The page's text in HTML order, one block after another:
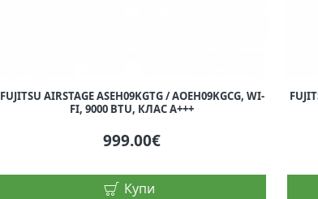
FUJITSU AIRSTAGE ASEH09KGTG / AOEH09KGCG, WI-
FI, 9000 BTU, КЛАС A+++
999.00€
Купи